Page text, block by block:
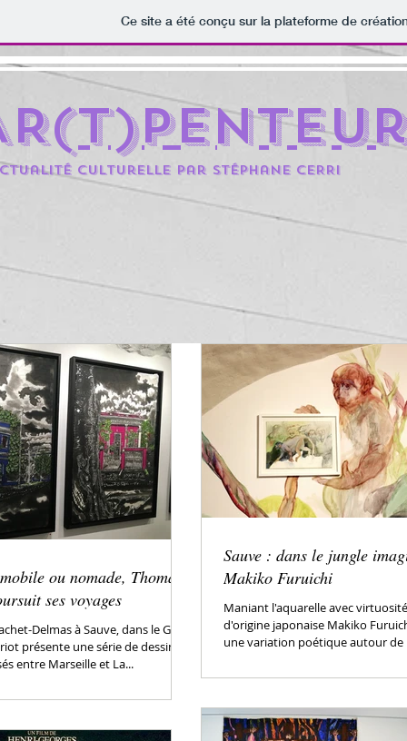
Ce site a été conçu sur la plateforme de
culturelle par Stéphane CERRi
ou nomade, Thomas
ses voyages
Delmas à Sauve, dans le Gard,
présente une série de dessins
entre Marseille et La...
Sauve : dans le jungle
Makiko Furuichi
Maniant l'aquarelle avec
d'origine japonaise Makiko
une variation poétique autour de